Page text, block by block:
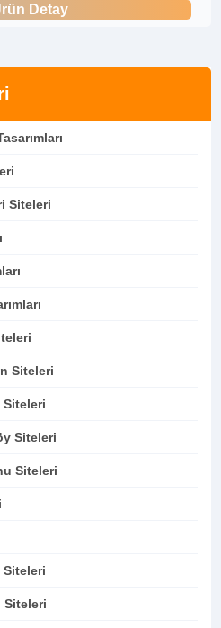
Siteleri
Siteleri
Siteleri
Siteleri
Siteleri
Siteleri
Detay